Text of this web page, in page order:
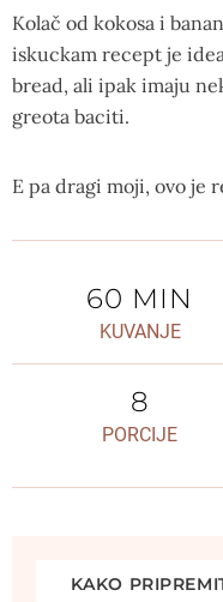
Kolač od kokosa i
iskuckam recept je
bread, ali ipak imaju
greota baciti.
E pa dragi moji, ovo je
60 MIN
KUVANJE
8
PORCIJE
KAKO